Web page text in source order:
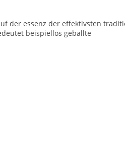
der essenz der effektivsten
beispiellos geballte